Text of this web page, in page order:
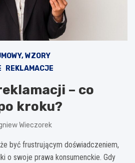
WZORY
REKLAMACJE
– co
kroku?
Wieczorek
być frustrującym doświadczeniem,
o swoje prawa konsumenckie. Gdy